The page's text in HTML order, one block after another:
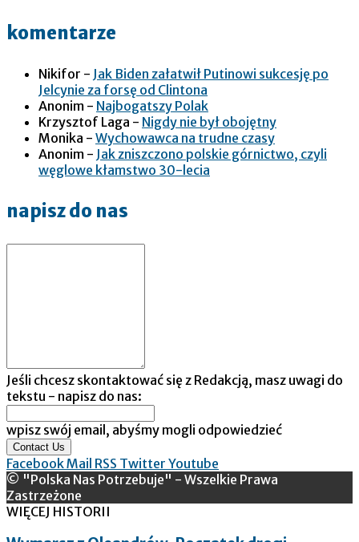
komentarze
Nikifor - Jak Biden załatwił Putinowi sukcesję po
Jelcynie za forsę od Clintona
Anonim - Najbogatszy Polak
Krzysztof Laga - Nigdy nie był obojętny
Monika - Wychowawca na trudne czasy
Anonim - Jak zniszczono polskie górnictwo, czyli
węglowe kłamstwo 30-lecia
napisz do nas
Jeśli chcesz skontaktować się z Redakcją, masz uwagi do
tekstu - napisz do nas:
wpisz swój email, abyśmy mogli odpowiedzieć
Contact Us
FacebookMail RSS Twitter Youtube
© "Polska Nas Potrzebuje" - Wszelkie Prawa
Zastrzeżone
WIĘCEJ HISTORII